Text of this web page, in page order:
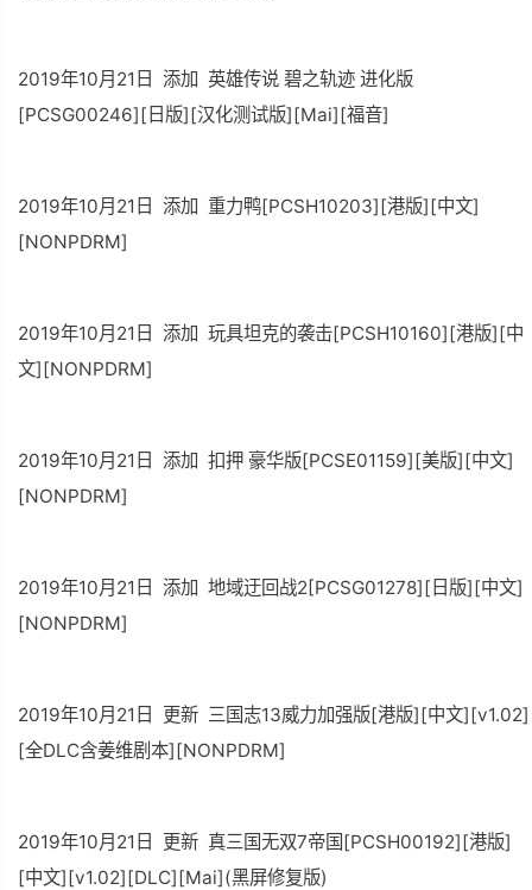
2019年10月21日 添加 英雄传说 碧之轨迹 进化版
[PCSG00246][日版][汉化测试版][Mai][福音]
2019年10月21日 添加 重力鸭[PCSH10203][港版][中文]
[NONPDRM]
2019年10月21日 添加 玩具坦克的袭击[PCSH10160][港版][中
文][NONPDRM]
2019年10月21日 添加 扣押 豪华版[PCSE01159][美版][中文]
[NONPDRM]
2019年10月21日 添加 地域迂回战2[PCSG01278][日版][中文]
[NONPDRM]
2019年10月21日 更新 三国志13威力加强版[港版][中文][v1.02]
[全DLC含姜维剧本][NONPDRM]
2019年10月21日 更新 真三国无双7帝国[PCSH00192][港版]
[中文][v1.02][DLC][Mai](黑屏修复版)